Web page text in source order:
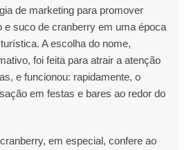
de marketing para promover
e suco de cranberry em uma época
A escolha do nome,
foi feita para atrair a atenção
e funcionou: rapidamente, o
em festas e bares ao redor do
em especial, confere ao